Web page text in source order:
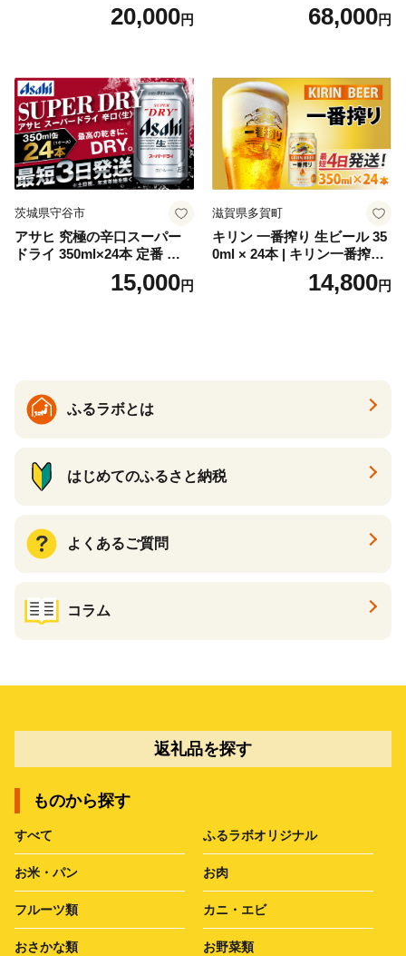
ト（箱入り）【大人の味 酒
お酒 洋酒 スピリッツ クラフ
セット 詰め合わせ カクテル
ソーダ割り アルコール ロッ
ク ソーダ ジントニック 】
20,000円
梅・越乃寒梅・かたふね・千
68,000円
茨城県守谷市
アサヒ 究極の辛口スーパー
ドライ 350ml×24本 定番 ビー
ル 缶ビール 酒 お酒 アルコー
15,000円
滋賀県多賀町
キリン 一番搾り 生ビール 35
0ml × 24本 | キリン一番搾り
キリンビール 一番搾り ビー
ル 24缶 きりんいちばんしぼ
14,800円
ふるラボとは
はじめてのふるさと納税
よくあるご質問
コラム
返礼品を探す
ものから探す
すべて ふるラボオリジナル
お米・パン お肉
フルーツ類 カニ・エビ
おさかな類 お野菜類